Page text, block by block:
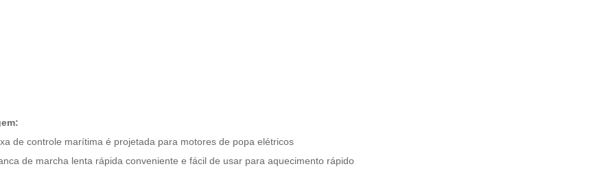
de controle marítima é projetada para motores de popa elétricos
de marcha lenta rápida conveniente e fácil de usar para aquecimento rápido